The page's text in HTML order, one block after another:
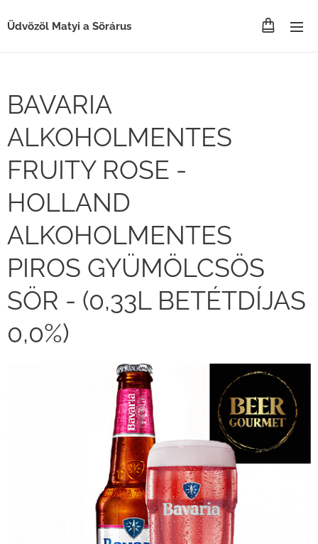
Üdvözöl Matyi a Sörárus
BAVARIA
ALKOHOLMENTES
FRUITY ROSE -
HOLLAND
ALKOHOLMENTES
PIROS GYÜMÖLCSÖS
SÖR - (0,33L BETÉTDÍJAS
0,0%)